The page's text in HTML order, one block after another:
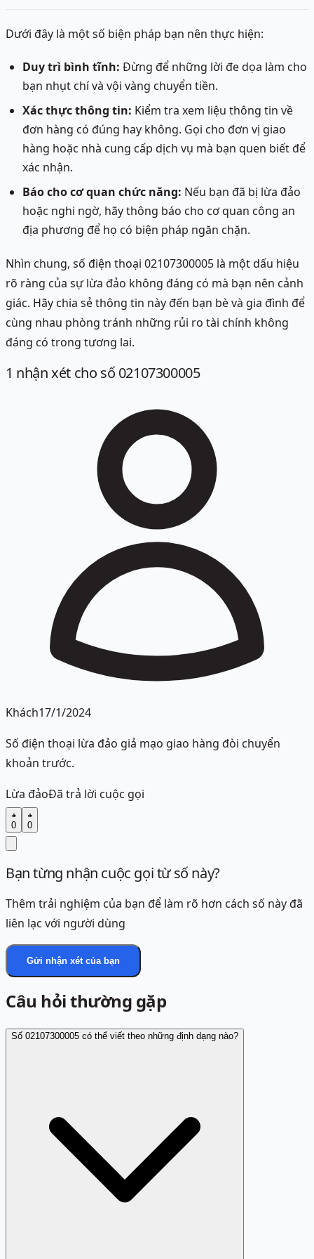
Dưới đây là một số biện pháp bạn nên thực hiện:
Duy trì bình tĩnh: Đừng để những lời đe dọa làm cho
bạn nhụt chí và vội vàng chuyển tiền.
Xác thực thông tin: Kiểm tra xem liệu thông tin về
đơn hàng có đúng hay không. Gọi cho đơn vị giao
hàng hoặc nhà cung cấp dịch vụ mà bạn quen biết để
xác nhận.
Báo cho cơ quan chức năng: Nếu bạn đã bị lừa đảo
hoặc nghi ngờ, hãy thông báo cho cơ quan công an
địa phương để họ có biện pháp ngăn chặn.
Nhìn chung, số điện thoại 02107300005 là một dấu hiệu
rõ ràng của sự lừa đảo không đáng có mà bạn nên cảnh
giác. Hãy chia sẻ thông tin này đến bạn bè và gia đình để
cùng nhau phòng tránh những rủi ro tài chính không
đáng có trong tương lai.
1 nhận xét cho số 02107300005
Khách17/1/2024
Số điện thoại lừa đảo giả mạo giao hàng đòi chuyển
khoản trước.
Lừa đảoĐã trả lời cuộc gọi
0 0
Bạn từng nhận cuộc gọi từ số này?
Thêm trải nghiệm của bạn để làm rõ hơn cách số này đã
liên lạc với người dùng
Gửi nhận xét của bạn
Câu hỏi thường gặp
Số 02107300005 có thể viết theo những định dạng nào?